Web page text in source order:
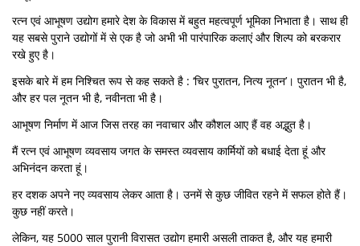
रत्न एवं आभूषण उद्योग हमारे देश के विकास में बहुत महत्वपूर्ण भूमिका निभाता है। साथ ही
यह सबसे पुराने उद्योगों में से एक है जो अभी भी पारंपारिक कलाएं और शिल्प को बरकरार
रखे हुए है।
इसके बारे में हम निश्चित रूप से कह सकते है : ‘चिर पुरातन, नित्य नूतन’। पुरातन भी है,
और हर पल नूतन भी है, नवीनता भी है।
आभूषण निर्माण में आज जिस तरह का नवाचार और कौशल आए हैं वह अद्भुत है।
मैं रत्न एवं आभूषण व्यवसाय जगत के समस्त व्यवसाय कार्मियों को बधाई देता हूं और
अभिनंदन करता हूं।
हर दशक अपने नए व्यवसाय लेकर आता है। उनमें से कुछ जीवित रहने में सफल होते हैं।
कुछ नहीं करते।
लेकिन, यह 5000 साल पुरानी विरासत उद्योग हमारी असली ताकत है, और यह हमारी